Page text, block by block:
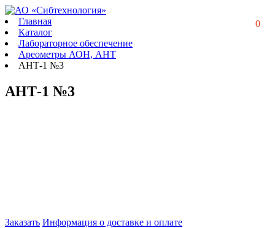
0
Главная
Каталог
Лабораторное обеспечение
Ареометры АОН, АНТ
АНТ-1 №3
АНТ-1 №3
Заказать Информация о доставке и оплате